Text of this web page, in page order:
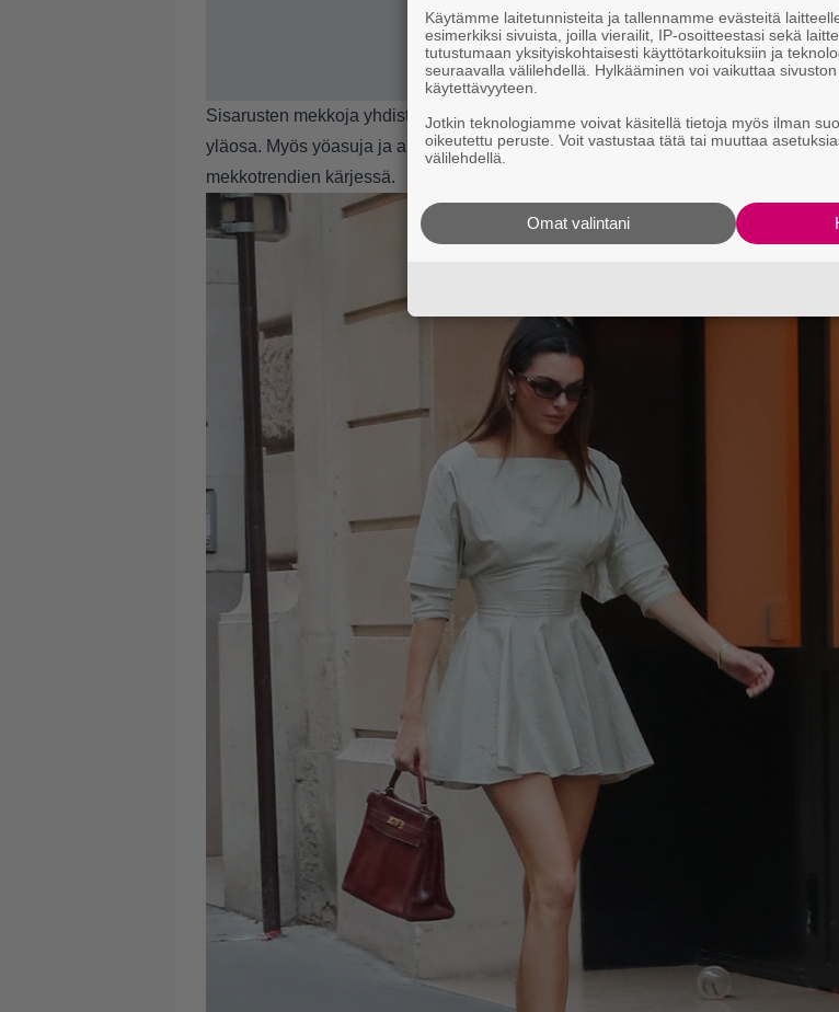
Sisarusten mekkoja yhdisti yksi tämän kesän mekkotrendien ykkösistä eli
yläosa. Myös yöasuja ja alusvaatteita muistuttavat mekotovat tällä hetkellä
mekkotrendien kärjessä.
Käytämme laitetunnisteita ja tallennamme evästeitä
esimerkiksi sivuista, joilla vierailit, IP-osoitteestasi sekä
tutustumaan yksityiskohtaisesti käyttötarkoituksiin ja
seuraavalla välilehdellä. Hylkääminen voi vaikuttaa
käytettävyyteen.
Jotkin teknologiamme voivat käsitellä tietoja myös ilman
oikeutettu peruste. Voit vastustaa tätä tai muuttaa
välilehdellä.
Omat valintani